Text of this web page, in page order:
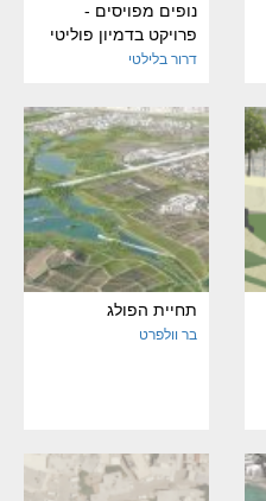
נופים מפויסים -
פרויקט בדמיון פוליטי
דרור בלילטי
תחיית הפולג
בר וולפרט